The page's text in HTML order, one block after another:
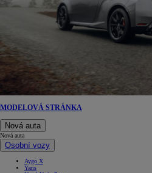
MODELOVÁ STRÁNKA
Nová auta
Nová auta
Osobní vozy
Aygo X
Yaris